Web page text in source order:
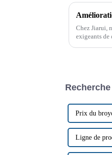
Chez Jiarui,
exigeants de
Prix ​​du
Ligne de